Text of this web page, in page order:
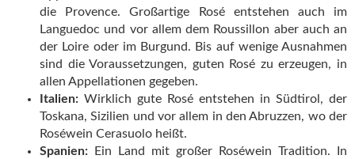
die Provence. Großartige Rosé entstehen auch im
Languedoc und vor allem dem Roussillon aber auch an
der Loire oder im Burgund. Bis auf wenige Ausnahmen
sind die Voraussetzungen, guten Rosé zu erzeugen, in
allen Appellationen gegeben.
Italien: Wirklich gute Rosé entstehen in Südtirol, der
Toskana, Sizilien und vor allem in den Abruzzen, wo der
Roséwein Cerasuolo heißt.
Spanien: Ein Land mit großer Roséwein Tradition. In